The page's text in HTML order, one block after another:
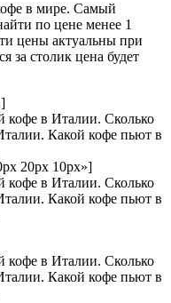
в мире. Самый
по цене менее 1
цены актуальны при
за столик цена будет
20px 10px»]